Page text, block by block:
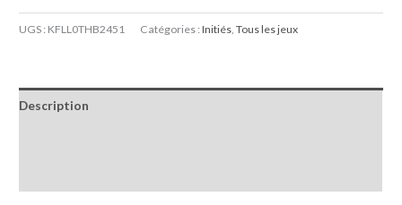
UGS : KFLL0THB2451 Catégories :Initiés ,Tous les jeux
Description